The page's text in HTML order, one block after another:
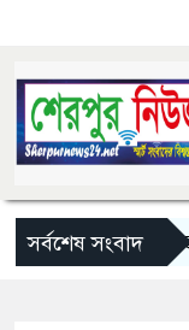
সর্বশেষ সংবাদ
বগুড়ায় তৈরি হবে